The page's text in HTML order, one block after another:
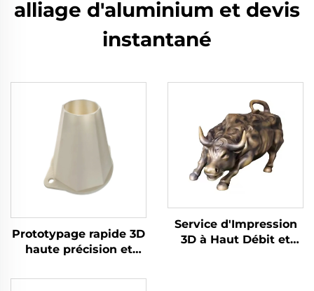
alliage d'aluminium et devis
instantané
Prototypage rapide 3D
haute précision et
PLA SLA SLS SLM FDM
Service d'Impression
3D à Haut Débit et